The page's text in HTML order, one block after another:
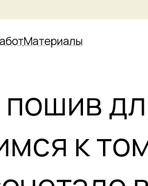
Материалы
к